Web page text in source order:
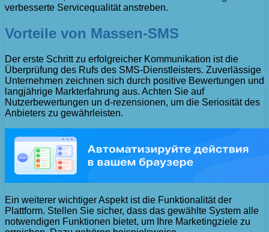
verbesserte Servicequalität anstreben.
Vorteile von Massen-SMS
Der erste Schritt zu erfolgreicher Kommunikation ist die
Überprüfung des Rufs des SMS-Dienstleisters. Zuverlässige
Unternehmen zeichnen sich durch positive Bewertungen und
langjährige Markterfahrung aus. Achten Sie auf
Nutzerbewertungen un d-rezensionen, um die Seriosität des
Anbieters zu gewährleisten.
Ein weiterer wichtiger Aspekt ist die Funktionalität der
Plattform. Stellen Sie sicher, dass das gewählte System alle
notwendigen Funktionen bietet, um Ihre Marketingziele zu